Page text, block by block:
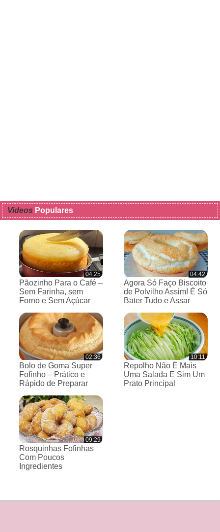
Videos Populares
04:25
Pãozinho Para o Café –
Sem Farinha, sem
Forno e Sem Açúcar
04:42
Agora Só Faço Biscoito
de Polvilho Assim! É Só
Bater Tudo e Assar
02:36
Bolo de Goma Super
Fofinho – Prático e
Rápido de Preparar
10:11
Repolho Não É Mais
Uma Salada E Sim Um
Prato Principal
09:29
Rosquinhas Fofinhas
Com Poucos
Ingredientes